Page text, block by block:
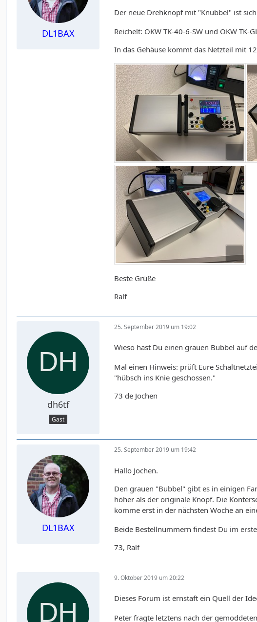
DL1BAX
Der neue Drehknopf mit "Knubbel" ist
Reichelt: OKW TK-40-6-SW und OKW TK-
In das Gehäuse kommt das Netzteil mit
Beste Grüße
Ralf
dh6tf
Gast
25. September 2019 um 19:02
Wieso hast Du einen grauen Bubbel auf
Mal einen Hinweis: prüft Eure
"hübsch ins Knie geschossen."
73 de Jochen
DL1BAX
25. September 2019 um 19:42
Hallo Jochen.
Den grauen "Bubbel" gibt es in einigen
höher als der originale Knopf. Die
komme erst in der nächsten Woche an
Beide Bestellnummern findest Du im
73, Ralf
9. Oktober 2019 um 20:22
Dieses Forum ist ernstaft ein Quell der
Peter fragte letztens nach der gemoddeten